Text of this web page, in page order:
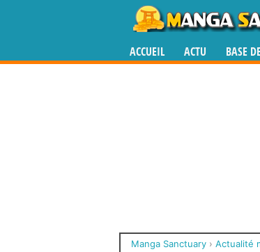
ACCUEIL ACTU BASE
Manga Sanctuary › Actualité